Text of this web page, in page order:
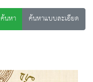
ค้นหา
ค้นหาแบบละเอียด